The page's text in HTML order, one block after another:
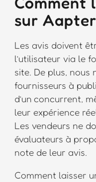
sur
Les avis doivent
l’utilisateur via le
site. De plus, nous
fournisseurs à
d’un concurrent,
leur expérience
Les vendeurs ne
évaluateurs à
note de leur avis.
Comment laisser